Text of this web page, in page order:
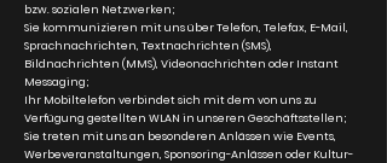
bzw. sozialen Netzwerken;
Sie kommunizieren mit uns über Telefon, Telefax, E-Mail,
Sprachnachrichten, Textnachrichten (SMS),
Bildnachrichten (MMS), Videonachrichten oder Instant
Messaging;
Ihr Mobiltelefon verbindet sich mit dem von uns zu
Verfügung gestellten WLAN in unseren Geschäftsstellen;
Sie treten mit uns an besonderen Anlässen wie Events,
Werbeveranstaltungen, Sponsoring-Anlässen oder Kultur-